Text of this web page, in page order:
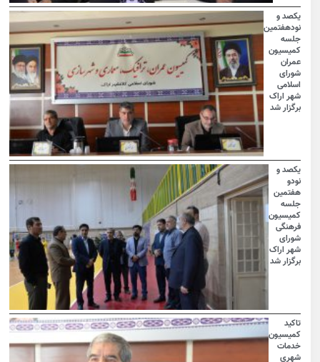
یکصد و
نودهفتمین
جلسه
کمیسیون
عمران
شورای
اسلامی
شهر اراک
برگزار شد
یکصد و
نودو
هفتمین
جلسه
کمیسیون
فرهنگی
شورای
شهر اراک
برگزار شد
تاکید
کمیسیون
خدمات
شهری